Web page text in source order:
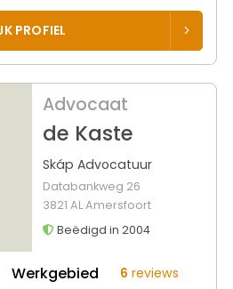
PROFIEL
Advocaat
de Kaste
Skáp Advocatuur
Databankweg 26
3821 AL Amersfoort
Beëdigd in 2004
Werkgebied 6 reviews